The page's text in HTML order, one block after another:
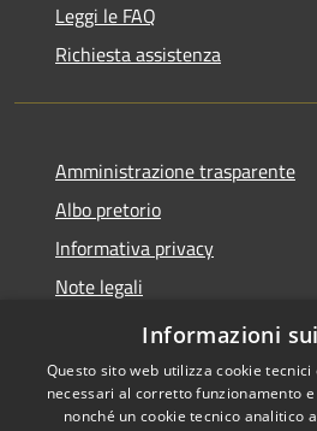
Leggi le FAQ
Richiesta assistenza
Amministrazione trasparente
Albo pretorio
Informativa privacy
Note legali
Dichiarazione di accessibilità
Informazioni
Questo sito web utilizza cookie
necessari al corretto funzionamento
nonché un cookie tecnico analitico